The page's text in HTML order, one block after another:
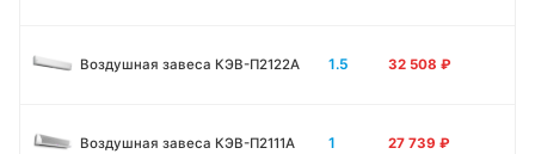
Воздушная завеса КЭВ-П2122А 1.5 32 508 ₽
Воздушная завеса КЭВ-П2111A 1 27 739 ₽